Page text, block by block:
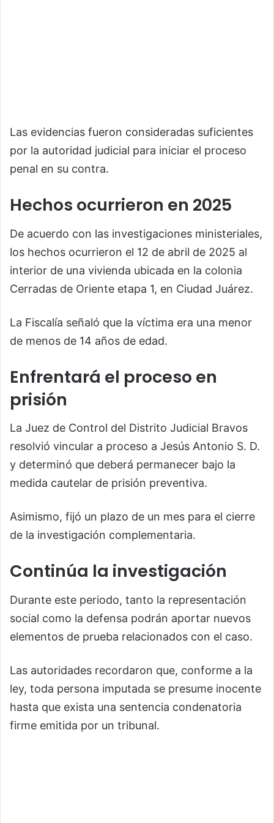
Las evidencias fueron consideradas suficientes
por la autoridad judicial para iniciar el proceso
penal en su contra.
Hechos ocurrieron en 2025
De acuerdo con las investigaciones ministeriales,
los hechos ocurrieron el 12 de abril de 2025 al
interior de una vivienda ubicada en la colonia
Cerradas de Oriente etapa 1, en Ciudad Juárez.
La Fiscalía señaló que la víctima era una menor
de menos de 14 años de edad.
Enfrentará el proceso en
prisión
La Juez de Control del Distrito Judicial Bravos
resolvió vincular a proceso a Jesús Antonio S. D.
y determinó que deberá permanecer bajo la
medida cautelar de prisión preventiva.
Asimismo, fijó un plazo de un mes para el cierre
de la investigación complementaria.
Continúa la investigación
Durante este periodo, tanto la representación
social como la defensa podrán aportar nuevos
elementos de prueba relacionados con el caso.
Las autoridades recordaron que, conforme a la
ley, toda persona imputada se presume inocente
hasta que exista una sentencia condenatoria
firme emitida por un tribunal.